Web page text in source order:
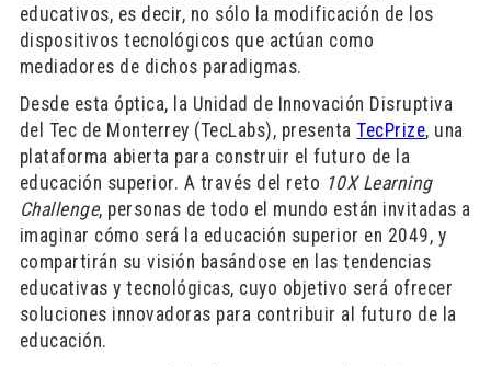
educativos, es decir, no sólo la modificación de los
dispositivos tecnológicos que actúan como
mediadores de dichos paradigmas.
Desde esta óptica, la Unidad de Innovación Disruptiva
del Tec de Monterrey (TecLabs), presentaTecPrize, una
plataforma abierta para construir el futuro de la
educación superior. A través del reto 10X Learning
Challenge, personas de todo el mundo están invitadas a
imaginar cómo será la educación superior en 2049, y
compartirán su visión basándose en las tendencias
educativas y tecnológicas, cuyo objetivo será ofrecer
soluciones innovadoras para contribuir al futuro de la
educación.